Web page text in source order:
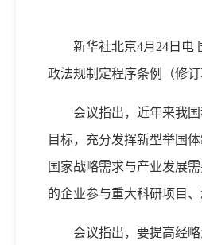
新华社北京4月24日电
政法规制定程序条例（修订
会议指出，近年来我
目标，充分发挥新型举国
国家战略需求与产业发展
的企业参与重大科研项目
会议指出，要提高经